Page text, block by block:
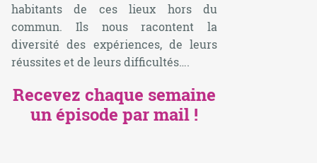
habitants de ces lieux hors du
commun. Ils nous racontent la
diversité des expériences, de leurs
réussites et de leurs difficultés….
Recevez chaque semaine
un épisode par mail !